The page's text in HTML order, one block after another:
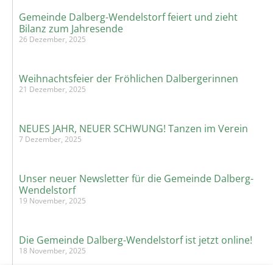
Gemeinde Dalberg-Wendelstorf feiert und zieht
Bilanz zum Jahresende
26 Dezember, 2025
Weihnachtsfeier der Fröhlichen Dalbergerinnen
21 Dezember, 2025
NEUES JAHR, NEUER SCHWUNG! Tanzen im Verein
7 Dezember, 2025
Unser neuer Newsletter für die Gemeinde Dalberg-
Wendelstorf
19 November, 2025
Die Gemeinde Dalberg-Wendelstorf ist jetzt online!
18 November, 2025